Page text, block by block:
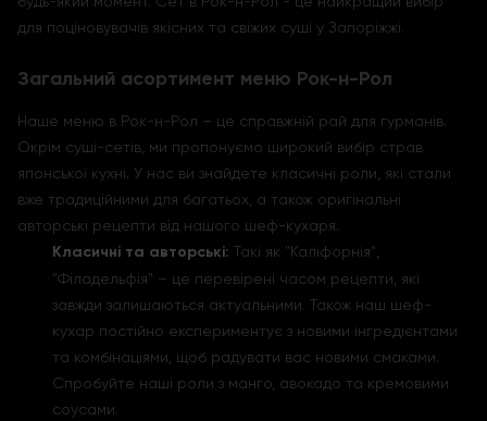
для поціновувачів якісних та свіжих суші у Запоріжжі.
Загальний асортимент меню Рок-н-Рол
Наше меню в Рок-н-Рол – це справжній рай для гурманів.
Окрім суші-сетів, ми пропонуємо широкий вибір страв
японської кухні. У нас ви знайдете класичні роли, які стали
вже традиційними для багатьох, а також оригінальні
авторські рецепти від нашого шеф-кухаря.
Класичні та авторські: Такі як "Каліфорнія",
"Філадельфія" – це перевірені часом рецепти, які
завжди залишаються актуальними. Також наш шеф-
кухар постійно експериментує з новими інгредієнтами
та комбінаціями, щоб радувати вас новими смаками.
Спробуйте наші роли з манго, авокадо та кремовими
соусами.